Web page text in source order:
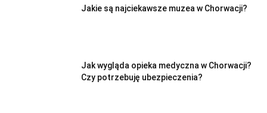
Jakie są najciekawsze muzea w Chorwacji?
Jak wygląda opieka medyczna w Chorwacji?
Czy potrzebuję ubezpieczenia?